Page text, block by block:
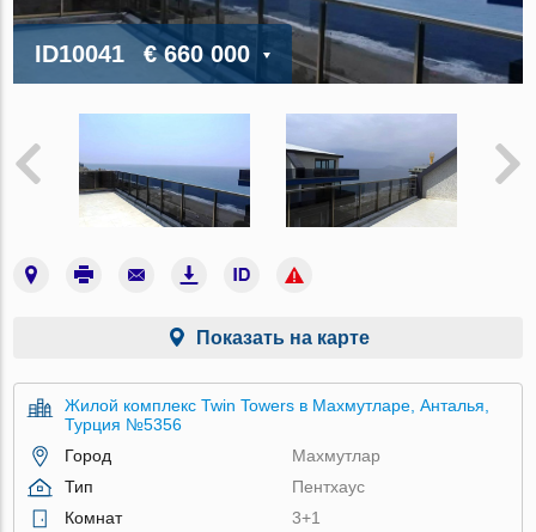
ID10041 € 660 000
Показать на карте
Жилой комплекс Twin Towers в Махмутларе, Анталья,
Турция №5356
Город
Махмутлар
Тип
Пентхаус
Комнат
3+1